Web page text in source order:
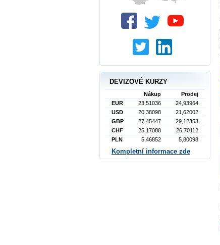
DEVIZOVÉ KURZY
Nákup
Prodej
EUR
23,51036
24,93964
USD
20,38098
21,62002
GBP
27,45447
29,12353
CHF
25,17088
26,70112
PLN
5,46852 5,80098
Kompletní informace zde